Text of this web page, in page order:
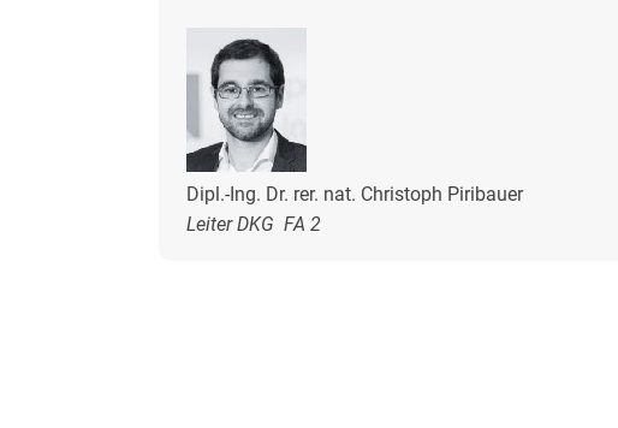
Dipl.-Ing. Dr. rer. nat. Christoph Piribauer
Leiter DKG FA 2